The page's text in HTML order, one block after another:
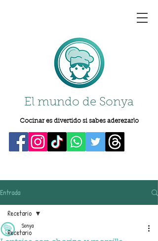
El mundo de Sonya
Cocinar es divertido si sabes aderezarlo
Entrada
Recetario
Recetario
Sonya